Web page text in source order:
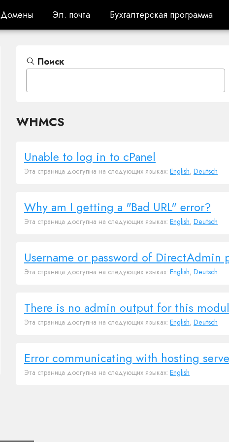
Домены
Домены Эл. почта
Эл. почта Бухгалтерская программа
Бухгалтерская программа
Поиск
WHMCS
Unable to log in to cPanel
Эта страница доступна на следующих языках: English, Deutsch
Why am I getting a "Bad URL" error?
Эта страница доступна на следующих языках: English, Deutsch
Username or password of DirectAdmin
Эта страница доступна на следующих языках: English, Deutsch
There is no admin output for this
Эта страница доступна на следующих языках: English, Deutsch
Error communicating with hosting
Эта страница доступна на следующих языках: English